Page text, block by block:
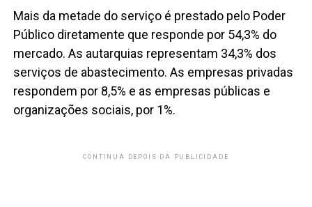
Mais da metade do serviço é prestado pelo Poder
Público diretamente que responde por 54,3% do
mercado. As autarquias representam 34,3% dos
serviços de abastecimento. As empresas privadas
respondem por 8,5% e as empresas públicas e
organizações sociais, por 1%.
CONTINUA DEPOIS DA PUBLICIDADE